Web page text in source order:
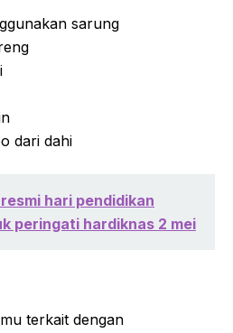
sarung
dari dahi
hari pendidikan
peringati hardiknas 2 mei
terkait dengan